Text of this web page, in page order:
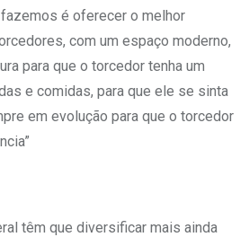
é oferecer o melhor
com um espaço moderno,
para que o torcedor tenha um
e comidas, para que ele se sinta
em evolução para que o torcedor
têm que diversificar mais ainda